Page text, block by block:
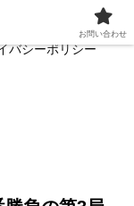
す!!
バシーポリシー
お問い合わせ